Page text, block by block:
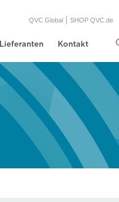
Lieferanten Kontakt
QVC Global | SHOP QVC.de